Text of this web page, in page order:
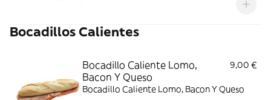
Bocadillos Calientes
Bocadillo Caliente Lomo,
Bacon Y Queso
9,00 €
Bocadillo Caliente Lomo, Bacon Y Queso